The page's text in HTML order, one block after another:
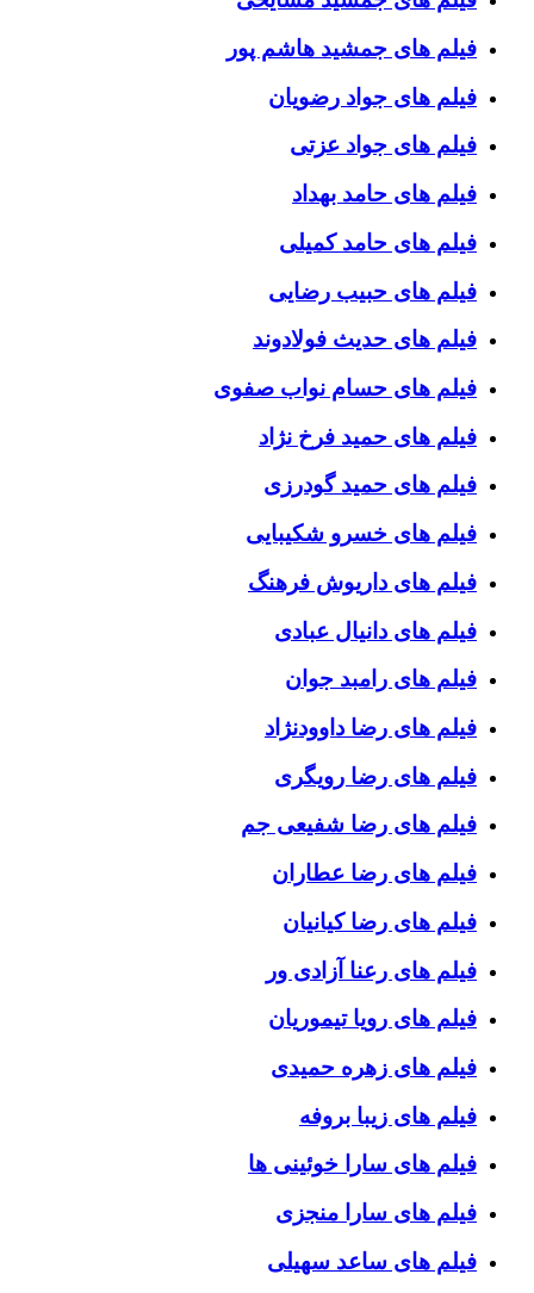
فیلم های جمشید هاشم پور
فیلم های جواد رضویان
فیلم های جواد عزتی
فیلم های حامد بهداد
فیلم های حامد کمیلی
فیلم های حبیب رضایی
فیلم های حدیث فولادوند
فیلم های حسام نواب صفوی
فیلم های حمید فرخ نژاد
فیلم های حمید گودرزی
فیلم های خسرو شکیبایی
فیلم های داریوش فرهنگ
فیلم های دانیال عبادی
فیلم های رامبد جوان
فیلم های رضا داوودنژاد
فیلم های رضا رویگری
فیلم های رضا شفیعی جم
فیلم های رضا عطاران
فیلم های رضا کیانیان
فیلم های رعنا آزادی ور
فیلم های رویا تیموریان
فیلم های زهره حمیدی
فیلم های زیبا بروفه
فیلم های سارا خوئینی ها
فیلم های سارا منجزی
فیلم های ساعد سهیلی